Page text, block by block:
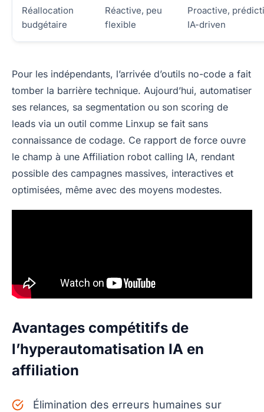
Réallocation
budgétaire
Réactive, peu
flexible
Proactive,
IA-driven
Pour les indépendants, l’arrivée d’outils no-code a fait
tomber la barrière technique. Aujourd’hui, automatiser
ses relances, sa segmentation ou son scoring de
leads via un outil comme Linxup se fait sans
connaissance de codage. Ce rapport de force ouvre
le champ à une Affiliation robot calling IA, rendant
possible des campagnes massives, interactives et
optimisées, même avec des moyens modestes.
Avantages compétitifs de
l’hyperautomatisation IA en
affiliation
Élimination des erreurs humaines sur